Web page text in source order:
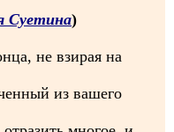
Суетина)
не взирая на
из вашего